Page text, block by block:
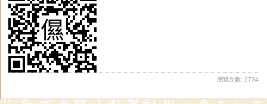
瀏覽次數: 2734